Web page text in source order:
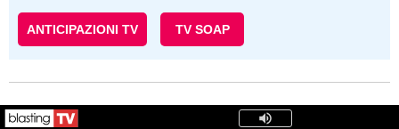
ANTICIPAZIONI TV TV SOAP